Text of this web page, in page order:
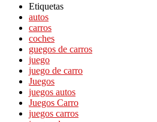
Etiquetas
autos
carros
coches
guegos de carros
juego
juego de carro
Juegos
juegos autos
Juegos Carro
juegos carros